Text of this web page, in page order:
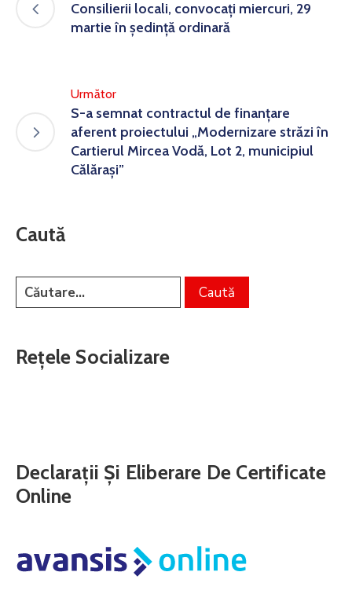
Consilierii locali, convocaţi miercuri, 29
martie în şedinţă ordinară
Următor
S-a semnat contractul de finanţare
aferent proiectului „Modernizare străzi în
Cartierul Mircea Vodă, Lot 2, municipiul
Călăraşi”
Caută
Rețele Socializare
Declarații Și Eliberare De Certificate
Online